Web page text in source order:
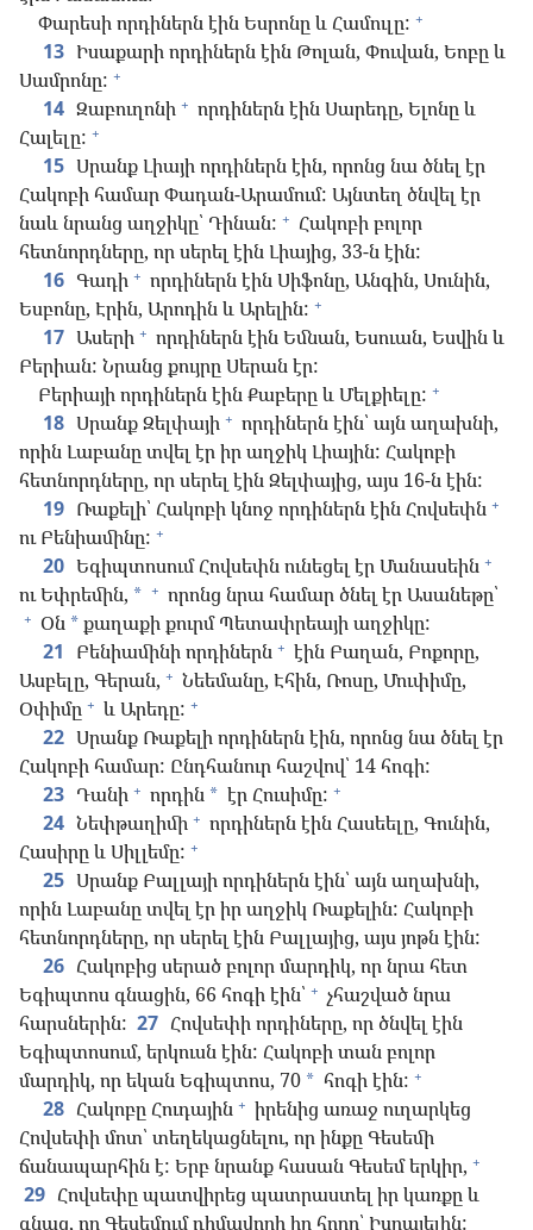
Փարեսի որդիներն էին Եսրոնը և Համուլը: +
13 Իսաքարի որդիներն էին Թոլան, Փուվան, Եոբը և
Սամրոնը: +
14 Զաբուղոնի + որդիներն էին Սարեդը, Ելոնը և
Հալելը: +
15 Սրանք Լիայի որդիներն էին, որոնց նա ծնել էր
Հակոբի համար Փադան-Արամում: Այնտեղ ծնվել էր
նաև նրանց աղջիկը՝ Դինան: + Հակոբի բոլոր
հետնորդները, որ սերել էին Լիայից, 33-ն էին:
16 Գադի + որդիներն էին Սիֆոնը, Անգին, Սունին,
Եսբոնը, Էրին, Արոդին և Արելին: +
17 Ասերի + որդիներն էին Եմնան, Եսուան, Եսվին և
Բերիան: Նրանց քույրը Սերան էր:
Բերիայի որդիներն էին Քաբերը և Մելքիելը: +
18 Սրանք Զելփայի + որդիներն էին՝ այն աղախնի,
որին Լաբանը տվել էր իր աղջիկ Լիային: Հակոբի
հետնորդները, որ սերել էին Զելփայից, այս 16-ն էին:
19 Ռաքելի՝ Հակոբի կնոջ որդիներն էին Հովսեփն +
ու Բենիամինը: +
20 Եգիպտոսում Հովսեփն ունեցել էր Մանասեին +
ու Եփրեմին, * + որոնց նրա համար ծնել էր Ասանեթը՝
+ Օն *քաղաքի քուրմ Պետափրեայի աղջիկը:
21 Բենիամինի որդիներն + էին Բաղան, Բոքորը,
Ասբելը, Գերան, + Նեեմանը, Էհին, Ռոսը, Մուփիմը,
Օփիմը + և Արեդը: +
22 Սրանք Ռաքելի որդիներն էին, որոնց նա ծնել էր
Հակոբի համար: Ընդհանուր հաշվով՝ 14 հոգի:
23 Դանի + որդին * էր Հուսիմը: +
24 Նեփթաղիմի + որդիներն էին Հասեելը, Գունին,
Հասիրը և Սիլլեմը: +
25 Սրանք Բալլայի որդիներն էին՝ այն աղախնի,
որին Լաբանը տվել էր իր աղջիկ Ռաքելին: Հակոբի
հետնորդները, որ սերել էին Բալլայից, այս յոթն էին:
26 Հակոբից սերած բոլոր մարդիկ, որ նրա հետ
Եգիպտոս գնացին, 66 հոգի էին՝ + չհաշված նրա
հարսներին: 27 Հովսեփի որդիները, որ ծնվել էին
Եգիպտոսում, երկուսն էին: Հակոբի տան բոլոր
մարդիկ, որ եկան Եգիպտոս, 70 * հոգի էին: +
28 Հակոբը Հուդային + իրենից առաջ ուղարկեց
Հովսեփի մոտ՝ տեղեկացնելու, որ ինքը Գեսեմի
ճանապարհին է: Երբ նրանք հասան Գեսեմ երկիր, +
29 Հովսեփը պատվիրեց պատրաստել իր կառքը և
գնաց, որ Գեսեմում դիմավորի իր հորը՝ Իսրայելին: